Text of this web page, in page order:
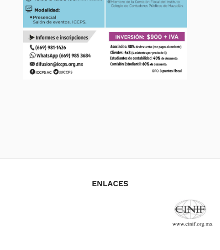
ENLACES